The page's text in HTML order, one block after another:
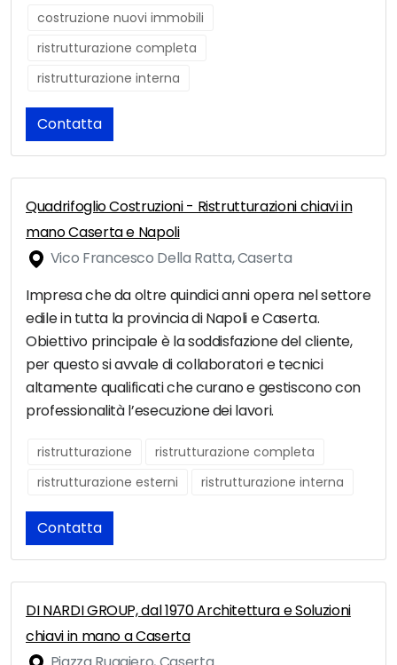
costruzione nuovi immobili
ristrutturazione completa
ristrutturazione interna
Contatta
Quadrifoglio Costruzioni - Ristrutturazioni chiavi in
mano Caserta e Napoli
Vico Francesco Della Ratta, Caserta
Impresa che da oltre quindici anni opera nel settore
edile in tutta la provincia di Napoli e Caserta.
Obiettivo principale è la soddisfazione del cliente,
per questo si avvale di collaboratori e tecnici
altamente qualificati che curano e gestiscono con
professionalità l’esecuzione dei lavori.
ristrutturazione
ristrutturazione completa
ristrutturazione esterni
ristrutturazione interna
Contatta
DI NARDI GROUP, dal 1970 Architettura e Soluzioni
chiavi in mano a Caserta